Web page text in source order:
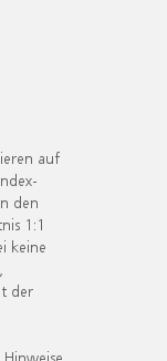
auf
den
1:1
keine
der